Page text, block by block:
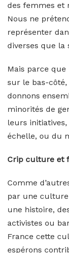
des femmes et
Nous ne
représenter
diverses que la
Mais parce
sur le bas-
donnons
minorités de
leurs
échelle, ou du
Crip culture et
Comme
par une culture
une histoire,
activistes ou
France cette
espérons